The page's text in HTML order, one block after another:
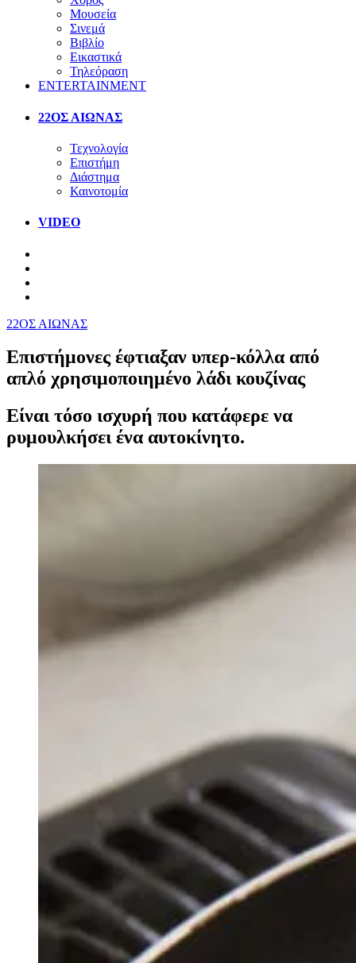
Μουσεία
Σινεμά
Βιβλίο
Εικαστικά
Τηλεόραση
ENTERTAINMENT
22ΟΣ ΑΙΩΝΑΣ
Τεχνολογία
Επιστήμη
Διάστημα
Καινοτομία
VIDEO
22ΟΣ ΑΙΩΝΑΣ
Επιστήμονες έφτιαξαν υπερ-κόλλα από
απλό χρησιμοποιημένο λάδι κουζίνας
Είναι τόσο ισχυρή που κατάφερε να
ρυμουλκήσει ένα αυτοκίνητο.